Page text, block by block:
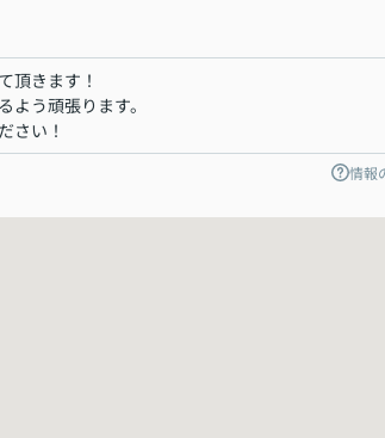
頂きます！
う頑張ります。
さい！
情報